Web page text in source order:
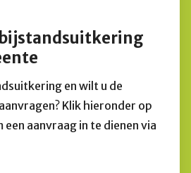
en wilt u de
Klik hieronder op
aanvraag in te dienen via